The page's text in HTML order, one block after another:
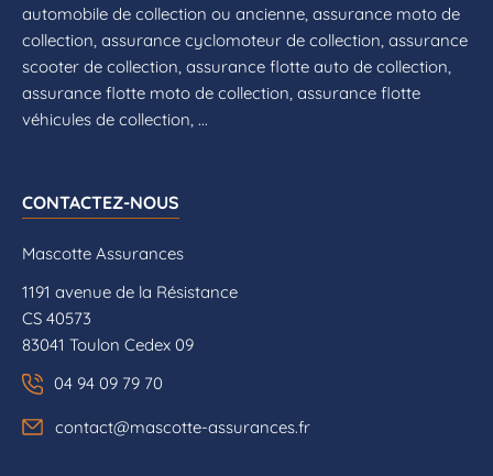
automobile de collection ou ancienne, assurance moto de
collection, assurance cyclomoteur de collection, assurance
scooter de collection, assurance flotte auto de collection,
assurance flotte moto de collection, assurance flotte
véhicules de collection, ...
CONTACTEZ-NOUS
Mascotte Assurances
1191 avenue de la Résistance
CS 40573
83041 Toulon Cedex 09
04 94 09 79 70
contact@mascotte-assurances.fr